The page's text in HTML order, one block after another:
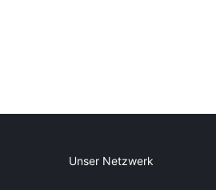
Unser Netzwerk